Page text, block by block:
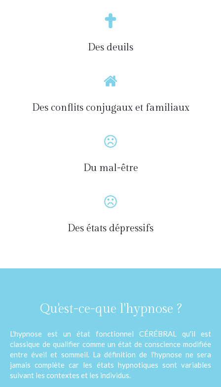
Des deuils
Des conflits conjugaux et familiaux
Du mal-être
Des états dépressifs
Qu'est-ce-que l'hypnose ?
L'hypnose est un état fonctionnel CÉRÉBRAL qu'il est
classique de qualifier comme un état de conscience modifiée
entre éveil et sommeil. La définition de l'hypnose ne sera
jamais complète car les états hypnotiques sont variables
suivant les contextes et les individus.